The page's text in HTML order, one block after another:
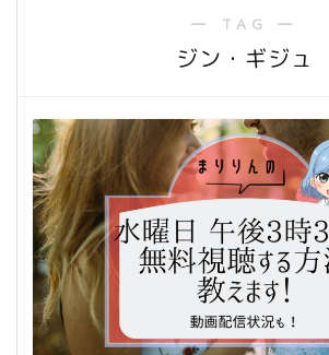
― TAG ―
ジン・ギジュ